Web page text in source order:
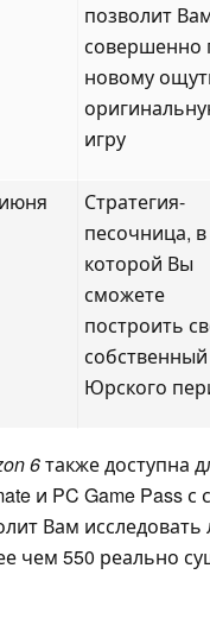
позволит
совершенно
новому
игру
Стратегия-
песочница, в
которой Вы
сможете
построить
Юрского
6также доступна
и PC Game Pass с
Вам
чем 550 реально